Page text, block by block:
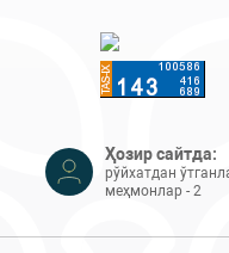
Ҳозир сайтда:
рўйхатдан
меҳмонлар - 2